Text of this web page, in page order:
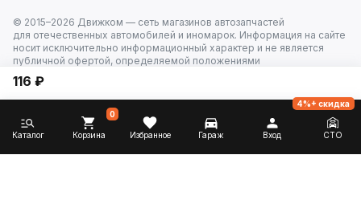
116 ₽
© 2015–2026 Движком — сеть магазинов автозапчастей
для отечественных автомобилей и иномарок. Информация на сайте
носит исключительно информационный характер и не является
публичной офертой, определяемой положениями
Каталог Корзина
0
Избранное Гараж Вход СТО
4%+ скидка